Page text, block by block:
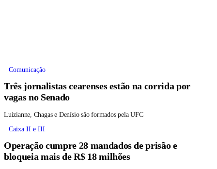
Comunicação
Três jornalistas cearenses estão na corrida por
vagas no Senado
Luizianne, Chagas e Denísio são formados pela UFC
Caixa II e III
Operação cumpre 28 mandados de prisão e
bloqueia mais de R$ 18 milhões